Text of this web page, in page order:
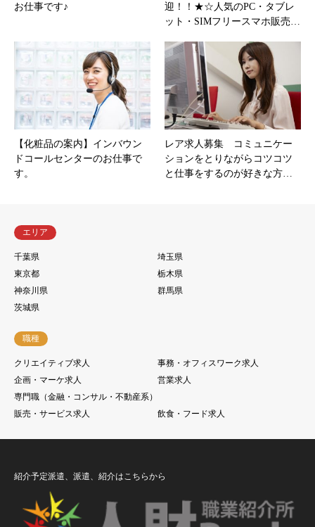
お仕事です♪
迎！！★☆人気のPC・タブレ
ット・SIMフリースマホ販売…
【化粧品の案内】インバウン
ドコールセンターのお仕事で
す。
レア求人募集 コミュニケー
ションをとりながらコツコツ
と仕事をするのが好きな方…
エリア
千葉県
埼玉県
東京都
栃木県
神奈川県
群馬県
茨城県
職種
クリエイティブ求人
事務・オフィスワーク求人
企画・マーケ求人
営業求人
専門職（金融・コンサル・不動産系）
販売・サービス求人
飲食・フード求人
紹介予定派遣、派遣、紹介はこちらから